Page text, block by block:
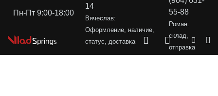
Пн-Пт 9:00-18:00
14
Вячеслав:
Оформление, наличие,
статус, доставка
55-88
Роман:
склад,
отправка